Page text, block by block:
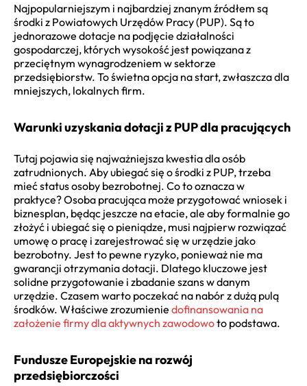
Najpopularniejszym i najbardziej znanym źródłem są
środki z Powiatowych Urzędów Pracy (PUP). Są to
jednorazowe dotacje na podjęcie działalności
gospodarczej, których wysokość jest powiązana z
przeciętnym wynagrodzeniem w sektorze
przedsiębiorstw. To świetna opcja na start, zwłaszcza dla
mniejszych, lokalnych firm.
Warunki uzyskania dotacji z PUP dla pracujących
Tutaj pojawia się najważniejsza kwestia dla osób
zatrudnionych. Aby ubiegać się o środki z PUP, trzeba
mieć status osoby bezrobotnej. Co to oznacza w
praktyce? Osoba pracująca może przygotować wniosek i
biznesplan, będąc jeszcze na etacie, ale aby formalnie go
złożyć i ubiegać się o pieniądze, musi najpierw rozwiązać
umowę o pracę i zarejestrować się w urzędzie jako
bezrobotny. Jest to pewne ryzyko, ponieważ nie ma
gwarancji otrzymania dotacji. Dlatego kluczowe jest
solidne przygotowanie i zbadanie szans w danym
urzędzie. Czasem warto poczekać na nabór z dużą pulą
środków. Właściwe zrozumienie dofinansowania na
założenie firmy dla aktywnych zawodowoto podstawa.
Fundusze Europejskie na rozwój
przedsiębiorczości